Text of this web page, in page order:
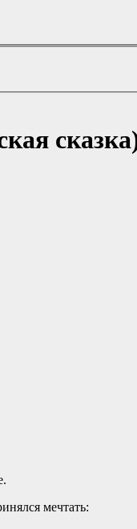
мечтать: